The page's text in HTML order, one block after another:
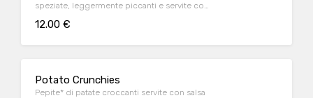
speziate, leggermente piccanti e servite con
12.00 €
Potato Crunchies
Pepite* di patate croccanti servite con salsa